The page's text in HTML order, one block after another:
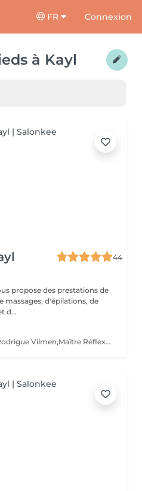
FR Connexion
à Kayl
44
propose des prestations de
massages, d'épilations, de
d...
Ce protocole développé par Rodrigue Vilmen,Maître Réflexologue, est un réel moment de relaxation, une parenthèse de bien-être qui permet d'éliminer les tensions, soulager les douleurs, réduire le stress. Il active la circulation sanguine, calme le système nerveux et surtout rétablit l'équilibre général du corps. Il est pratiqué avec le Baume Mô... qui guérit tous les maux.